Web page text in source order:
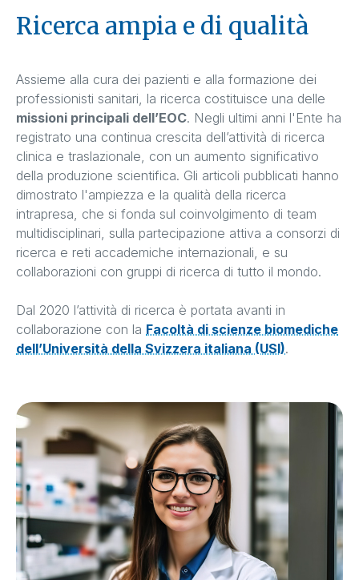
Ricerca ampia e di qualità
Assieme alla cura dei pazienti e alla formazione dei
professionisti sanitari, la ricerca costituisce una delle
missioni principali dell’EOC. Negli ultimi anni l'Ente ha
registrato una continua crescita dell’attività di ricerca
clinica e traslazionale, con un aumento significativo
della produzione scientifica. Gli articoli pubblicati hanno
dimostrato l'ampiezza e la qualità della ricerca
intrapresa, che si fonda sul coinvolgimento di team
multidisciplinari, sulla partecipazione attiva a consorzi di
ricerca e reti accademiche internazionali, e su
collaborazioni con gruppi di ricerca di tutto il mondo.
Dal 2020 l’attività di ricerca è portata avanti in
collaborazione con la Facoltà di scienze biomediche
dell’Università della Svizzera italiana (USI).